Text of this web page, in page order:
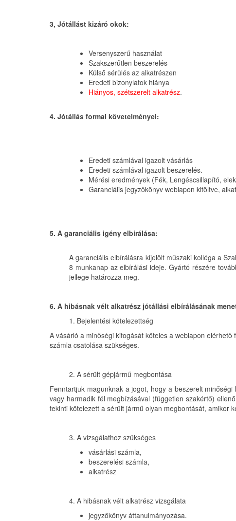
3, Jótállást kizáró okok:
Versenyszerű használat
Szakszerűtlen beszerelés
Külső sérülés az alkatrészen
Eredeti bizonylatok hiánya
Hiányos, szétszerelt alkatrész.
4. Jótállás formai követelményei:
Eredeti számlával igazolt vásárlás
Eredeti számlával igazolt beszerelés.
Mérési eredmények (Fék, Lengéscsillapító,
Garanciális jegyzőkönyv weblapon kitöltve,
5. A garanciális igény elbírálása:
A garanciális elbírálásra kijelölt műszaki kolléga a
8 munkanap az elbírálási ideje. Gyártó részére
jellege határozza meg.
6. A hibásnak vélt alkatrész jótállási elbírálásának
1. Bejelentési kötelezettség
A vásárló a minőségi kifogását köteles a weblapon
számla csatolása szükséges.
2. A sérült gépjármű megbontása
Fenntartjuk magunknak a jogot, hogy a beszerelt
vagy harmadik fél megbízásával (független szakértő)
tekinti kötelezett a sérült jármű olyan megbontását, amikor
3. A vizsgálathoz szükséges
vásárlási számla,
beszerelési számla,
alkatrész
4. A hibásnak vélt alkatrész vizsgálata
jegyzőkönyv áttanulmányozása.